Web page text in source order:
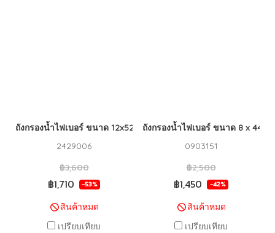
ถังกรองนํ้าไฟเบอร์ ขนาด 12x52 ( สีเทา ) STAR PURE
2429006
฿3,600
฿1,710 -53%
สินค้าหมด
เปรียบเทียบ
ถังกรองน้ำไฟเบอร์ ขนาด 8 x 44
0903151
฿2,500
฿1,450 -42%
สินค้าหมด
เปรียบเทียบ